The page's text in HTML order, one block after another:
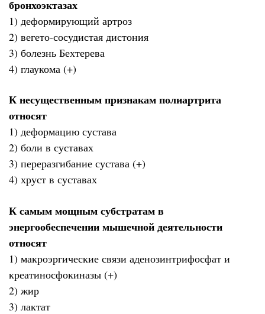
бронхоэктазах
1) деформирующий артроз
2) вегето-сосудистая дистония
3) болезнь Бехтерева
4) глаукома (+)
К несущественным признакам полиартрита
относят
1) деформацию сустава
2) боли в суставах
3) переразгибание сустава (+)
4) хруст в суставах
К самым мощным субстратам в
энергообеспечении мышечной деятельности
относят
1) макроэргические связи аденозинтрифосфат и
креатиносфокиназы (+)
2) жир
3) лактат